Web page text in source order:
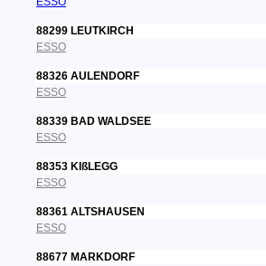
88299 LEUTKIRCH
ESSO
88326 AULENDORF
ESSO
88339 BAD WALDSEE
ESSO
88353 KIßLEGG
ESSO
88361 ALTSHAUSEN
ESSO
88677 MARKDORF